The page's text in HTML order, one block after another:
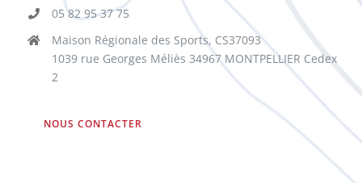
05 82 95 37 75
Maison Régionale des Sports, CS37093
1039 rue Georges Méliès 34967 MONTPELLIER Cedex
2
NOUS CONTACTER